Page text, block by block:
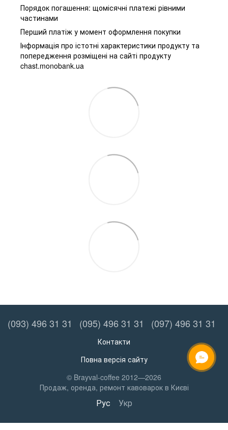
Порядок погашення: щомісячні платежі рівними
частинами
Перший платіж у момент оформлення покупки
Інформація про істотні характеристики продукту та
попередження розміщені на сайті продукту
chast.monobank.ua
(093) 496 31 31 (095) 496 31 31 (097) 496 31 31
Контакти
Повна версія сайту
© Brayval-coffee 2012—2026
Продаж, оренда, ремонт кавоварок в Києві
Рус Укр
ОНЛАЙН ЧАТ